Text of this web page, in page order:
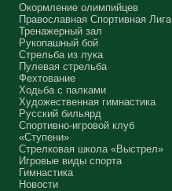
Окормление олимпийцев
Православная Спортивная Лига
Тренажерный зал
Рукопашный бой
Стрельба из лука
Пулевая стрельба
Фехтование
Ходьба с палками
Художественная гимнастика
Русский бильярд
Спортивно-игровой клуб
«Ступени»
Стрелковая школа «Выстрел»
Игровые виды спорта
Гимнастика
Новости